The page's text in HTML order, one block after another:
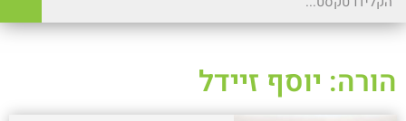
הורה: יוסף זיידל